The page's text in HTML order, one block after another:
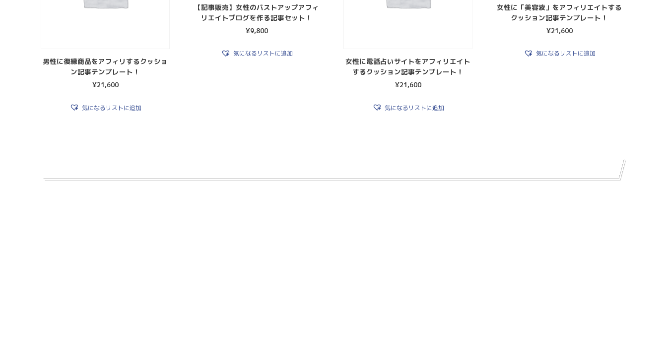
男性に復縁商品をアフィリするクッショ
ン記事テンプレート！
¥21,600
気になるリストに追加
【記事販売】女性のバストアップアフィ
リエイトブログを作る記事セット！
¥9,800
気になるリストに追加
女性に電話占いサイトをアフィリエイト
するクッション記事テンプレート！
¥21,600
気になるリストに追加
女性に「美容液」をアフィリエイトする
クッション記事テンプレート！
¥21,600
気になるリストに追加